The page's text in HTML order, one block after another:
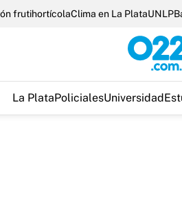
frutihortícolaClima en La PlataUNLP
La PlataPolicialesUniversidad